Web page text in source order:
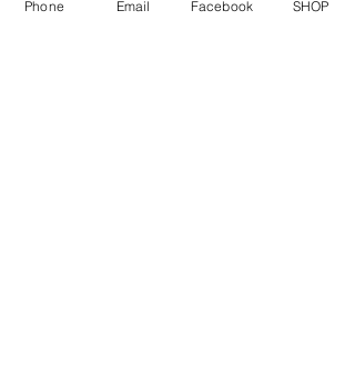
Phone Email Facebook SHOP